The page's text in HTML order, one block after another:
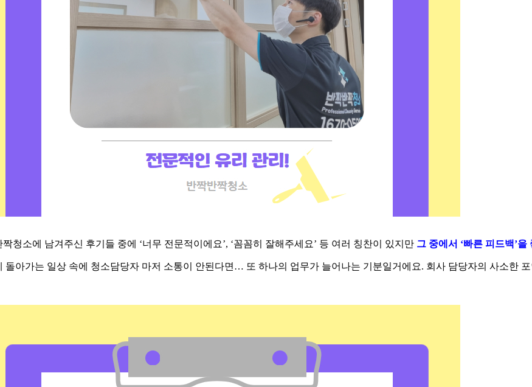
청소에 남겨주신 후기들 중에 ‘너무 전문적이에요’, ‘꼼꼼히 잘해주세요’ 등 여러 칭찬이 있지만 그 중에서 ‘빠른 피드백’
돌아가는 일상 속에 청소담당자 마저 소통이 안된다면… 또 하나의 업무가 늘어나는 기분일거에요. 회사 담당자의 사소한